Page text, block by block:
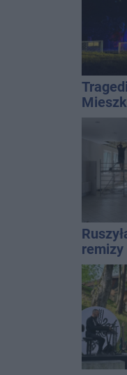
osoba,
remizy